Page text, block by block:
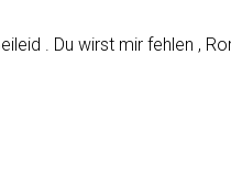
. Du wirst mir fehlen ,